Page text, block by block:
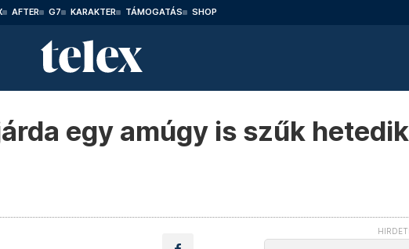
AFTER G7 KARAKTER TÁMOGATÁS SHOP
egy amúgy is szűk hetedik